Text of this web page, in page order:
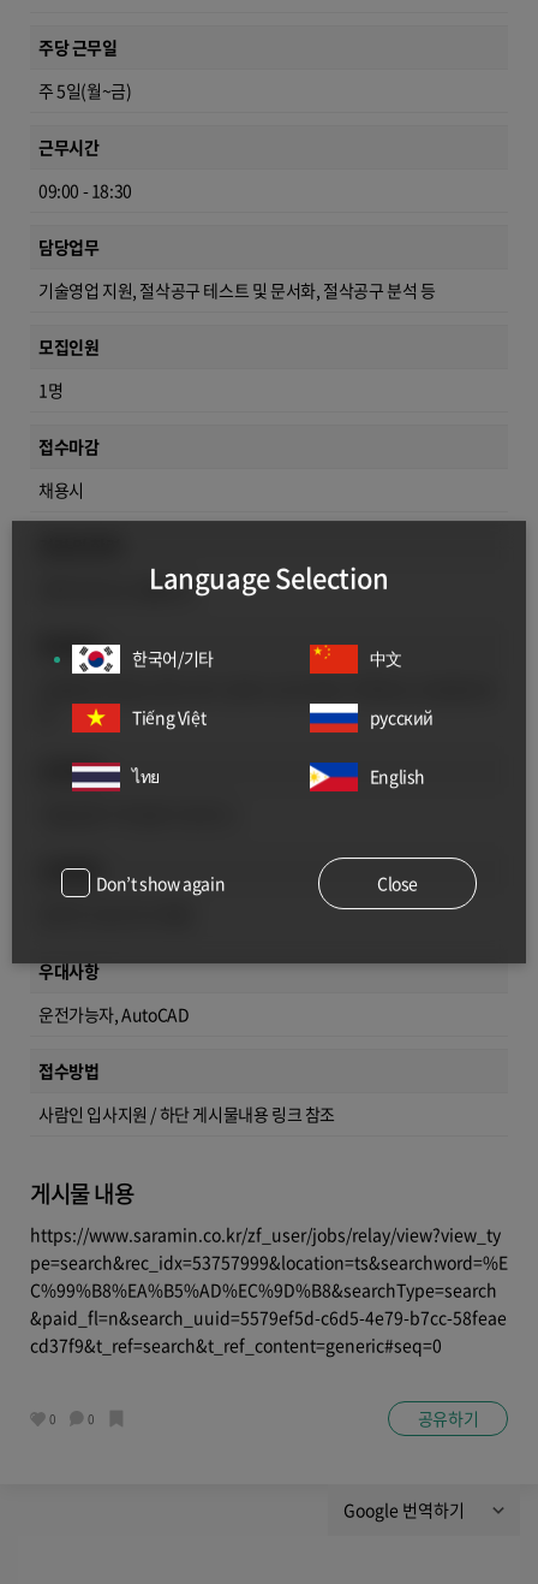
주당 근무일
주 5일(월~금)
근무시간
09:00 - 18:30
담당업무
기술영업 지원, 절삭공구 테스트 및 문서화, 절삭공구 분석 등
모집인원
1명
접수마감
채용시
경력 3년이상, 대졸이상
복리후생
근무지역
근무형태
우대사항
운전가능자, AutoCAD
접수방법
사람인 입사지원 / 하단 게시물내용 링크 참조
게시물 내용
https://www.saramin.co.kr/zf_user/jobs/relay/view?view_ty
pe=search&rec_idx=53757999&location=ts&searchword=%E
C%99%B8%EA%B5%AD%EC%9D%B8&searchType=search
&paid_fl=n&search_uuid=5579ef5d-c6d5-4e79-b7cc-58feae
cd37f9&t_ref=search&t_ref_content=generic#seq=0
0 0 공유하기
Google 번역하기
Language Selection
한국어/기타 中文
Tiếng Việt русский
ไทย English
Don’t show again Close